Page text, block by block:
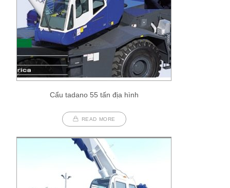
Cẩu tadano 55 tấn địa hình
READ MORE